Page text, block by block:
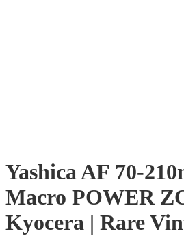
Yashica AF 70-
Macro POWER
Kyocera | Rare